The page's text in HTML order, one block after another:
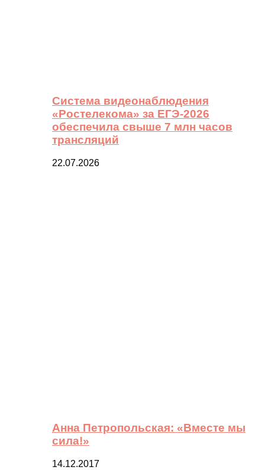
Система видеонаблюдения
«Ростелекома» за ЕГЭ-2026
обеспечила свыше 7 млн часов
трансляций
22.07.2026
Анна Петропольская: «Вместе мы
сила!»
14.12.2017